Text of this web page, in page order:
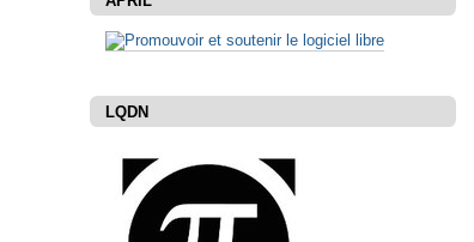
LQDN